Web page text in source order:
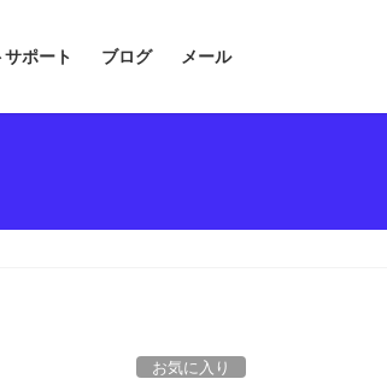
ポート ブログ メール
お気に入り